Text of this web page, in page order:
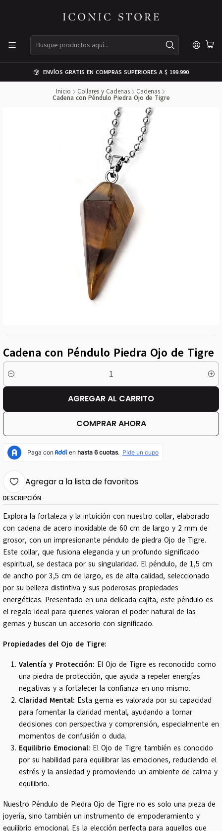
ENVÍOS GRATIS EN COMPRAS SUPERIORES A $ 199.990
Inicio Collares y Cadenas Cadenas
Cadena con Péndulo Piedra Ojo de Tigre
Cadena con Péndulo Piedra Ojo de Tigre
Cantidad
AGREGAR AL CARRITO
COMPRAR AHORA
Agregar a la lista de favoritos
DESCRIPCIÓN
Explora la fortaleza y la intuición con nuestro collar, elaborado
con cadena de acero inoxidable de 60 cm de largo y 2 mm de
grosor, con un impresionante péndulo de piedra Ojo de Tigre.
Este collar, que fusiona elegancia y un profundo significado
espiritual, se destaca por su singularidad. El péndulo, de 1,5 cm
de ancho por 3,5 cm de largo, es de alta calidad, seleccionado
por su belleza distintiva y sus poderosas propiedades
energéticas. Presentado en una delicada cajita, este péndulo es
el regalo ideal para quienes valoran el poder natural de las
gemas y buscan un accesorio con significado.
Propiedades del Ojo de Tigre:
Valentía y Protección: El Ojo de Tigre es reconocido como
una piedra de protección, que ayuda a repeler energías
negativas y a fortalecer la confianza en uno mismo.
Claridad Mental: Esta gema es valorada por su capacidad
para fomentar la claridad mental, ayudando a tomar
decisiones con perspectiva y comprensión, especialmente en
momentos de confusión o duda.
Equilibrio Emocional: El Ojo de Tigre también es conocido
por su habilidad para equilibrar las emociones, reduciendo el
estrés y la ansiedad y promoviendo un ambiente de calma y
equilibrio.
Nuestro Péndulo de Piedra Ojo de Tigre no es solo una pieza de
joyería, sino también un instrumento de empoderamiento y
equilibrio emocional. Es la elección perfecta para aquellos que